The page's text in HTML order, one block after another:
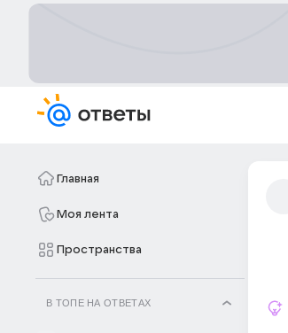
Главная
Моя лента
Пространства
В ТОПЕ НА ОТВЕТАХ